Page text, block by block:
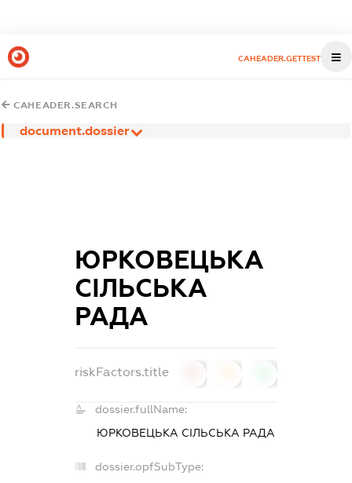
CAHEADER.GETTEST
CAHEADER.SEARCH
document.dossier
ЮРКОВЕЦЬКА
СІЛЬСЬКА
РАДА
riskFactors.title
dossier.fullName:
ЮРКОВЕЦЬКА СІЛЬСЬКА РАДА
dossier.opfSubType: